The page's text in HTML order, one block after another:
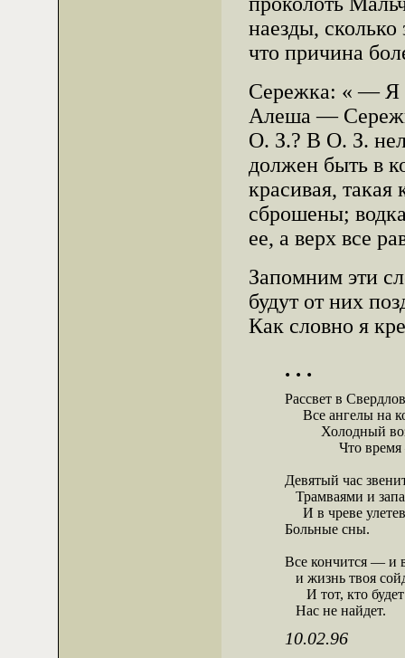
наезды,
что причина
Сережка: « — Я
Алеша —
О. З.? В О. З.
должен быть в
красивая, такая
сброшены;
ее, а верх все
Запомним эти
будут от них
Как словно я
. . .
Рассвет в
Все ангелы на
Холодный
Что
Девятый час
Трамваями и
И в чреве
Больные сны.
Все кончится — и
и жизнь твоя
И тот, кто
   Нас не найдет.
10.02.96